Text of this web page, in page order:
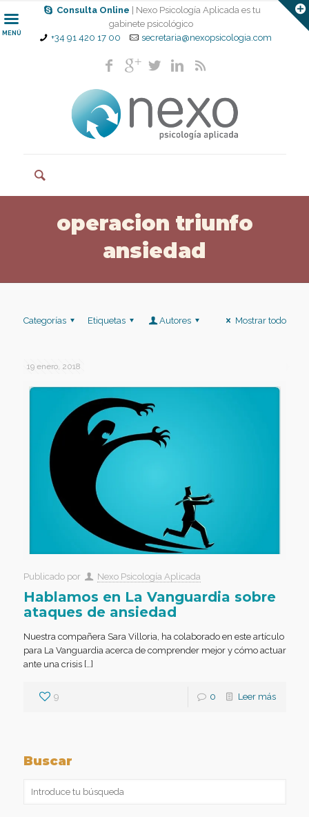
Consulta Online
| Nexo Psicología Aplicada es tu
gabinete psicológico
+34 91 420 17 00
secretaria@nexopsicologia.com
MENÚ
operacion triunfo
ansiedad
Categorías Etiquetas Autores Mostrar todo
19 enero, 2018
Publicado por Nexo Psicología Aplicada
Hablamos en La Vanguardia sobre
ataques de ansiedad
Nuestra compañera Sara Villoria, ha colaborado en este artículo
para La Vanguardia acerca de comprender mejor y cómo actuar
ante una crisis […]
9 0 Leer más
Buscar